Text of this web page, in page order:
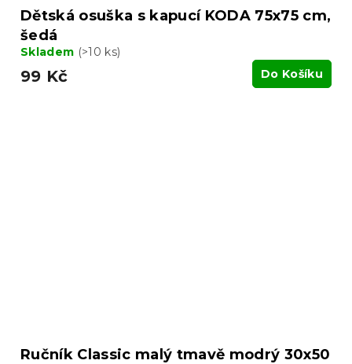
Dětská osuška s kapucí KODA 75x75 cm,
šedá
Skladem (>10 ks)
99 Kč Do Košíku
Ručník Classic malý tmavě modrý 30x50